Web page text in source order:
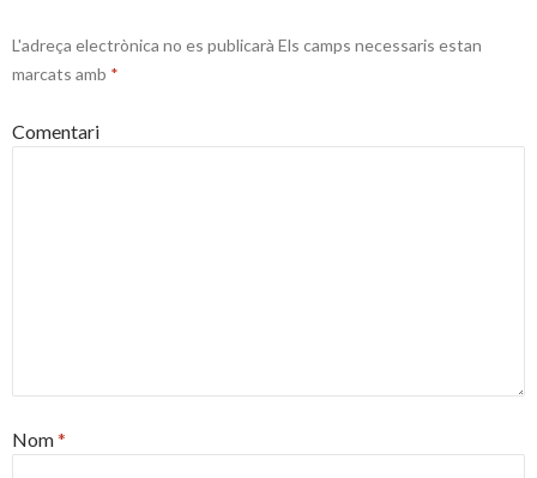
L'adreça electrònica no es publicarà Els camps necessaris estan
marcats amb *
Comentari
Nom*